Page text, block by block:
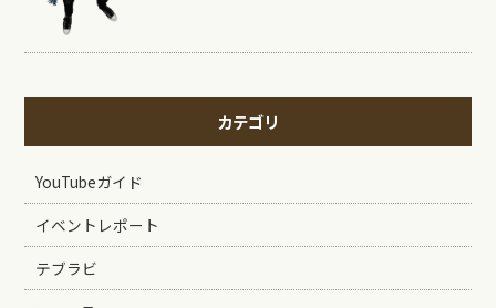
カテゴリ
YouTubeガイド
イベントレポート
テブラビ